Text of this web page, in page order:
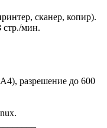
сканер, копир).
стр./мин.
разрешение до 600